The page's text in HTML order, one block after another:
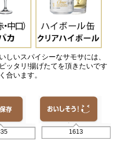
しいスパイシーなサモサには、
ッタリ!揚げたてを頂きたいです
合います。
1613